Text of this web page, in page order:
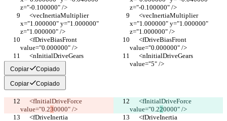
z="-0.100000" />
z="-0.100000" />
x="1.000000" y="1.000000"
z="1.000000" />
x="1.000000" y="1.000000"
z="1.000000" />
value="0.000000" />
value="0.000000" />
value="5" />
value="5" />
Copiar Copiado
Copiar Copiado
value="0.230000" />
value="0.220000" />